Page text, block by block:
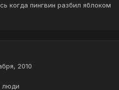
когда пингвин разбил яблоком
2010
люди